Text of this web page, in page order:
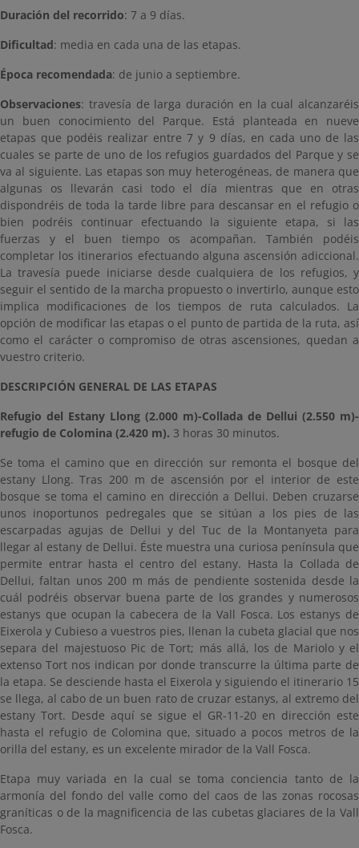
Duración del recorrido: 7 a 9 días.
Dificultad: media en cada una de las etapas.
Época recomendada: de junio a septiembre.
Observaciones: travesía de larga duración en la cual alcanzaréis
un buen conocimiento del Parque. Está planteada en nueve
etapas que podéis realizar entre 7 y 9 días, en cada uno de las
cuales se parte de uno de los refugios guardados del Parque y se
va al siguiente. Las etapas son muy heterogéneas, de manera que
algunas os llevarán casi todo el día mientras que en otras
dispondréis de toda la tarde libre para descansar en el refugio o
bien podréis continuar efectuando la siguiente etapa, si las
fuerzas y el buen tiempo os acompañan. También podéis
completar los itinerarios efectuando alguna ascensión adiccional.
La travesía puede iniciarse desde cualquiera de los refugios, y
seguir el sentido de la marcha propuesto o invertirlo, aunque esto
implica modificaciones de los tiempos de ruta calculados. La
opción de modificar las etapas o el punto de partida de la ruta, así
como el carácter o compromiso de otras ascensiones, quedan a
vuestro criterio.
DESCRIPCIÓN GENERAL DE LAS ETAPAS
Refugio del Estany Llong (2.000 m)-Collada de Dellui (2.550 m)-
refugio de Colomina (2.420 m). 3 horas 30 minutos.
Se toma el camino que en dirección sur remonta el bosque del
estany Llong. Tras 200 m de ascensión por el interior de este
bosque se toma el camino en dirección a Dellui. Deben cruzarse
unos inoportunos pedregales que se sitúan a los pies de las
escarpadas agujas de Dellui y del Tuc de la Montanyeta para
llegar al estany de Dellui. Éste muestra una curiosa península que
permite entrar hasta el centro del estany. Hasta la Collada de
Dellui, faltan unos 200 m más de pendiente sostenida desde la
cuál podréis observar buena parte de los grandes y numerosos
estanys que ocupan la cabecera de la Vall Fosca. Los estanys de
Eixerola y Cubieso a vuestros pies, llenan la cubeta glacial que nos
separa del majestuoso Pic de Tort; más allá, los de Mariolo y el
extenso Tort nos indican por donde transcurre la última parte de
la etapa. Se desciende hasta el Eixerola y siguiendo el itinerario 15
se llega, al cabo de un buen rato de cruzar estanys, al extremo del
estany Tort. Desde aquí se sigue el GR-11-20 en dirección este
hasta el refugio de Colomina que, situado a pocos metros de la
orilla del estany, es un excelente mirador de la Vall Fosca.
Etapa muy variada en la cual se toma conciencia tanto de la
armonía del fondo del valle como del caos de las zonas rocosas
graníticas o de la magnificencia de las cubetas glaciares de la Vall
Fosca.